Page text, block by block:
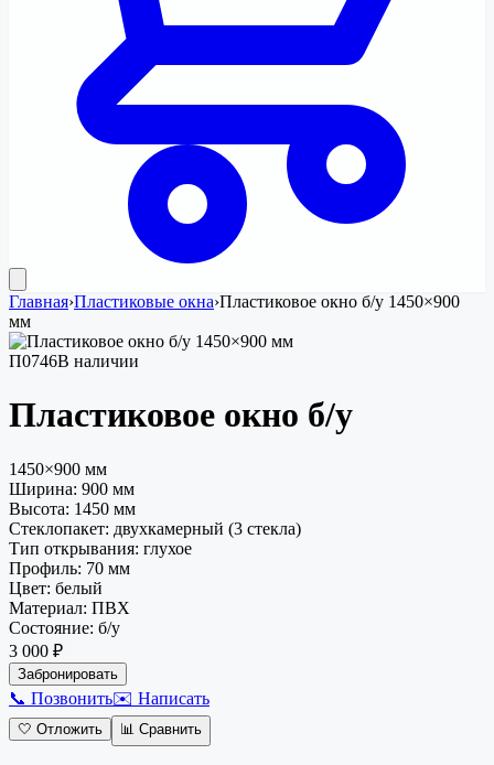
Главная›Пластиковые окна›Пластиковое окно б/у 1450×900
мм
П0746В наличии
Пластиковое окно б/у
1450×900 мм
Ширина: 900 мм
Высота: 1450 мм
Стеклопакет: двухкамерный (3 стекла)
Тип открывания: глухое
Профиль: 70 мм
Цвет: белый
Материал: ПВХ
Состояние: б/у
3 000 ₽
Забронировать
📞 Позвонить✉️ Написать
🤍 Отложить 📊 Сравнить